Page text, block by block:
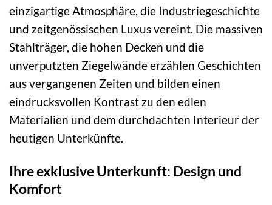
einzigartige Atmosphäre, die Industriegeschichte
und zeitgenössischen Luxus vereint. Die massiven
Stahlträger, die hohen Decken und die
unverputzten Ziegelwände erzählen Geschichten
aus vergangenen Zeiten und bilden einen
eindrucksvollen Kontrast zu den edlen
Materialien und dem durchdachten Interieur der
heutigen Unterkünfte.
Ihre exklusive Unterkunft: Design und
Komfort